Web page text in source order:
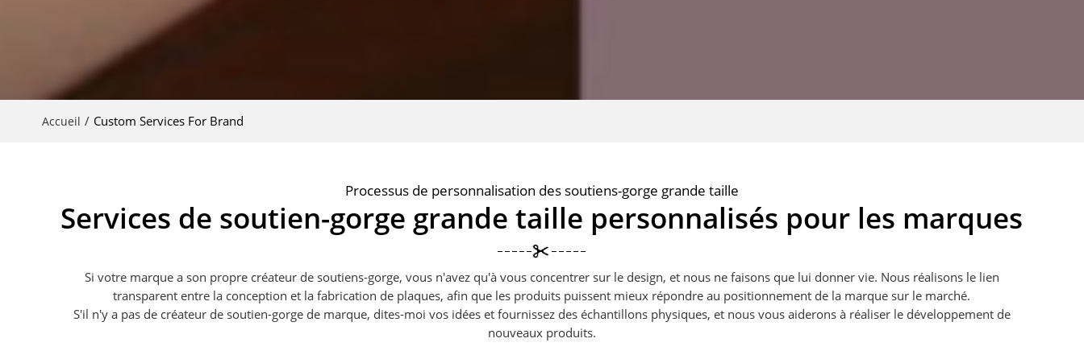
Accueil / Custom Services For Brand
Processus de personnalisation des soutiens-gorge grande taille
Services de soutien-gorge grande taille personnalisés pour les marques
Si votre marque a son propre créateur de soutiens-gorge, vous n'avez qu'à vous concentrer sur le design, et nous ne faisons que lui donner vie. Nous réalisons le lien
transparent entre la conception et la fabrication de plaques, afin que les produits puissent mieux répondre au positionnement de la marque sur le marché.
S'il n'y a pas de créateur de soutien-gorge de marque, dites-moi vos idées et fournissez des échantillons physiques, et nous vous aiderons à réaliser le développement de
nouveaux produits.